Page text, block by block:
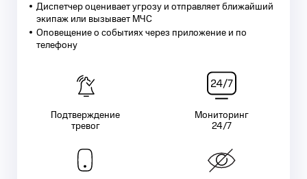
Диспетчер оценивает угрозу и отправляет ближайший
экипаж или вызывает МЧС
Оповещение о событиях через приложение и по
телефону
Подтверждение
тревог
Мониторинг
24/7